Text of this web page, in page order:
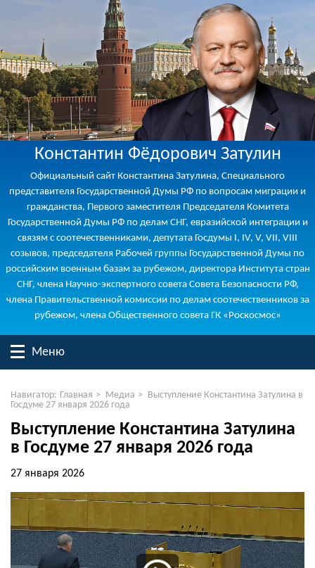
Константин Фёдорович Затулин
Официальный сайт Константина Затулина, Специального
представителя Государственной Думы РФ по вопросам миграции и
гражданства, Первого заместителя Председателя Комитета
Государственной Думы РФ по делам СНГ, евразийской интеграции и
связям с соотечественниками, депутата Госдумы I, IV, V, VII, VIII
созывов, председателя Рабочей группы Государственной Думы по
российским военным базам за рубежом, директора Института стран
СНГ, члена Научно-экспертного совета Совета Безопасности РФ,
члена Правительственной комиссии по делам соотечественников за
рубежом, члена Общественного совета ГК «Роскосмос»
Меню
Навигатор: Главная > Медиа > Выступление Константина Затулина в
Госдуме 27 января 2026 года
Выступление Константина Затулина
в Госдуме 27 января 2026 года
27 января 2026